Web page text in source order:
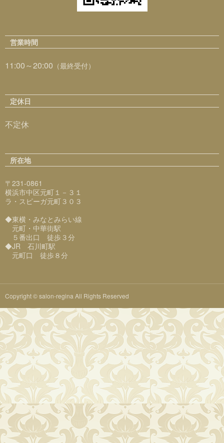
営業時間
11:00～20:00 （最終受付）
定休日
不定休
所在地
〒231-0861
横浜市中区元町１－３１
ラ・スピーガ元町３０３
◆東横・みなとみらい線
元町・中華街駅
５番出口 徒歩３分
◆JR 石川町駅
元町口 徒歩８分
Copyright © salon-regina All Rights Reserved